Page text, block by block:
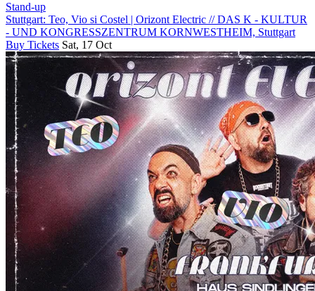
Stand-up
Stuttgart: Teo, Vio si Costel | Orizont Electric //DAS K - KULTUR
- UND KONGRESSZENTRUM KORNWESTHEIM, Stuttgart
Buy Tickets Sat, 17 Oct